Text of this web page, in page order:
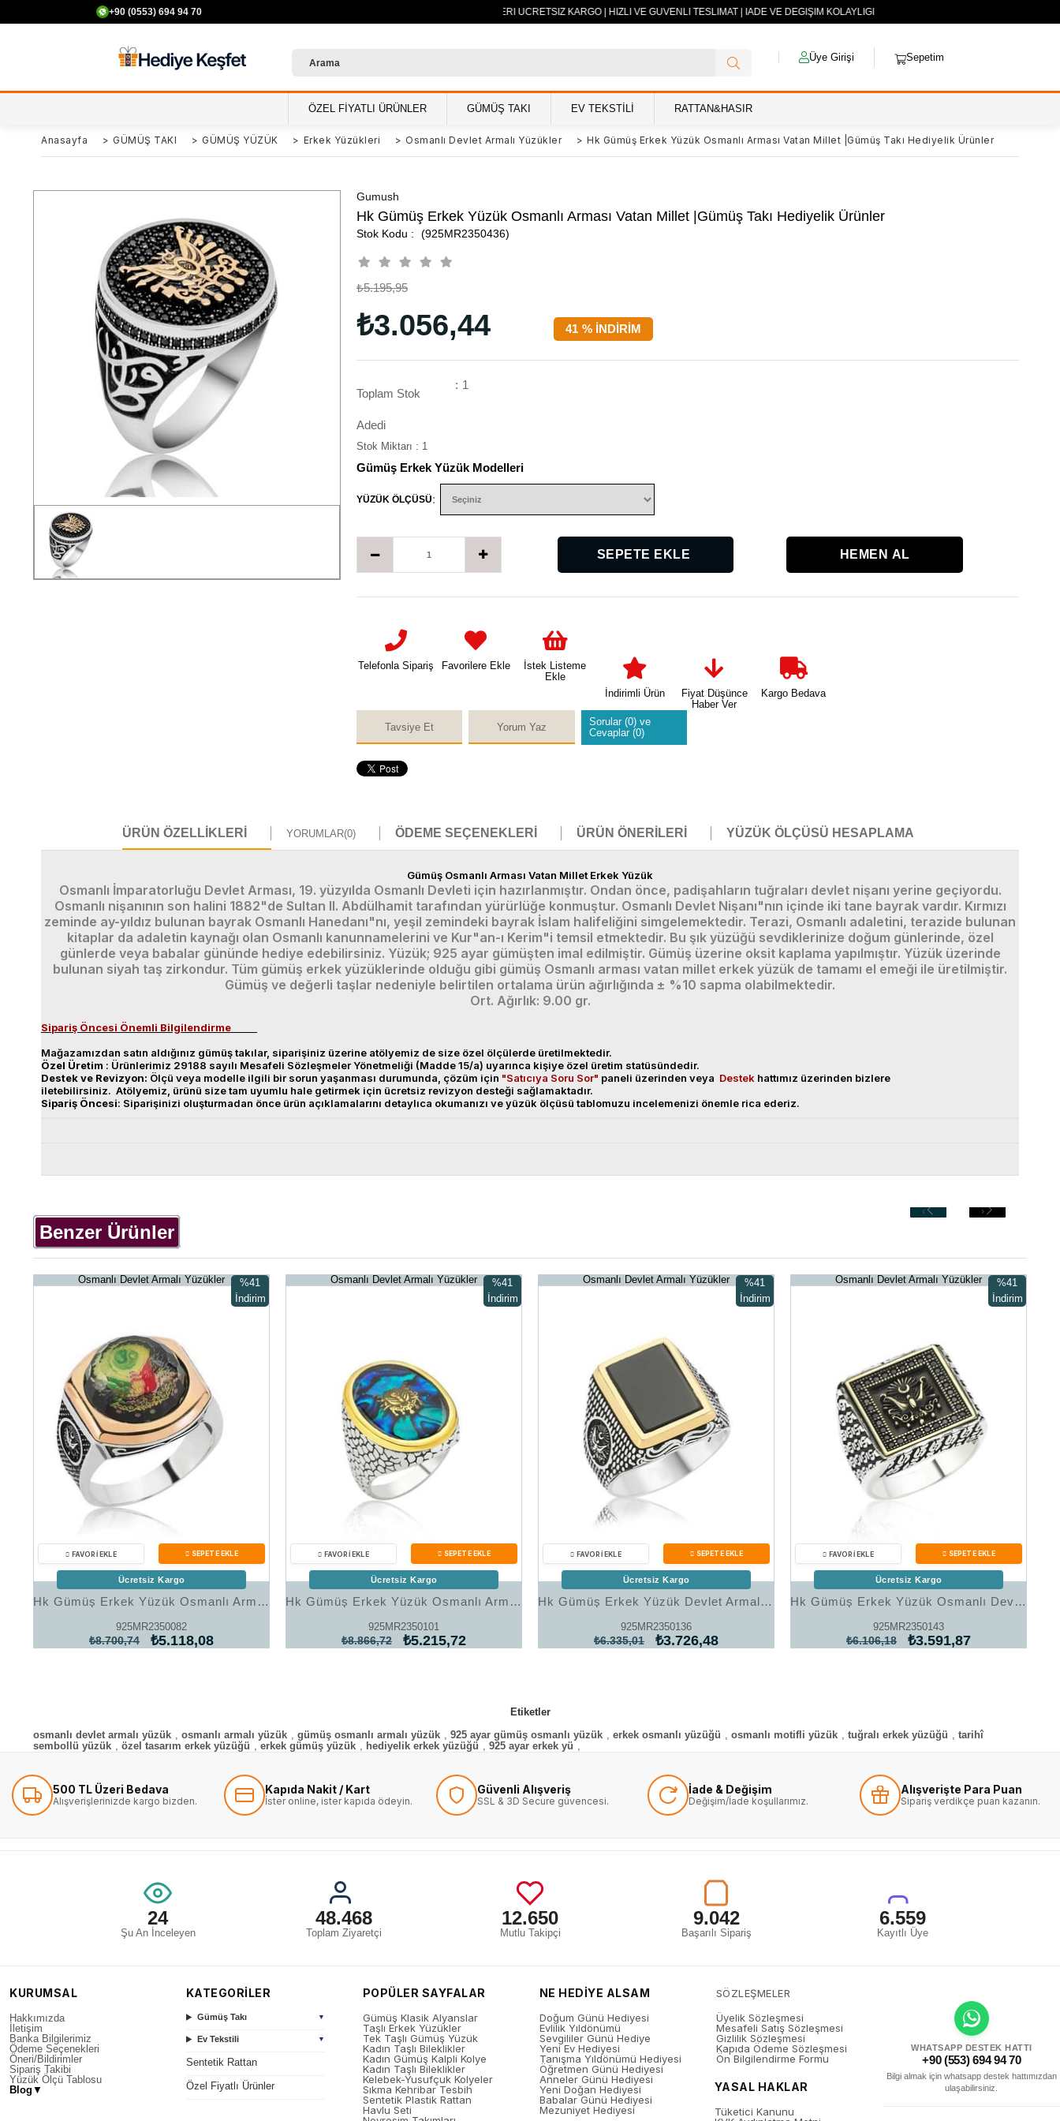
+90 (0553) 694 94 70 500 TL VE ÜZERİ ÜCRETSİZ KARGO | HIZLI VE GÜVENLİ TESLİMAT | İADE VE DEĞİŞİM KOLAYLIĞI
Üye Girişi Sepetim
ÖZEL FİYATLI ÜRÜNLER GÜMÜŞ TAKI EV TEKSTİLİ RATTAN&HASIR
Anasayfa > GÜMÜŞ TAKI > GÜMÜŞ YÜZÜK > Erkek Yüzükleri > Osmanlı Devlet Armalı Yüzükler > Hk Gümüş Erkek Yüzük Osmanlı Arması Vatan Millet |Gümüş Takı Hediyelik Ürünler
Gumush
Hk Gümüş Erkek Yüzük Osmanlı Arması Vatan Millet |Gümüş Takı Hediyelik Ürünler
(925MR2350436)
%
41 İNDIRIM
₺5.195,95
₺3.056,44
Toplam Stok
Adedi
: 1
Stok Miktarı : 1
Gümüş Erkek Yüzük Modelleri
YÜZÜK ÖLÇÜSÜ:
Telefonla Sipariş Favorilere Ekle
İstek Listeme
Ekle
İndirimli Ürün
Fiyat Düşünce
Haber Ver
Kargo Bedava
Tavsiye Et Yorum Yaz
Sorular (0) ve
Cevaplar (0)
ÜRÜN ÖZELLIKLERI YORUMLAR(0) ÖDEME SEÇENEKLERI ÜRÜN ÖNERILERI YÜZÜK ÖLÇÜSÜ HESAPLAMA
Gümüş Osmanlı Arması Vatan Millet Erkek Yüzük
Osmanlı İmparatorluğu Devlet Arması, 19. yüzyılda Osmanlı Devleti için hazırlanmıştır. Ondan önce, padişahların tuğraları devlet nişanı yerine geçiyordu.
Osmanlı nişanının son halini 1882"de Sultan II. Abdülhamit tarafından yürürlüğe konmuştur. Osmanlı Devlet Nişanı"nın içinde iki tane bayrak vardır. Kırmızı
zeminde ay-yıldız bulunan bayrak Osmanlı Hanedanı"nı, yeşil zemindeki bayrak İslam halifeliğini simgelemektedir. Terazi, Osmanlı adaletini, terazide bulunan
kitaplar da adaletin kaynağı olan Osmanlı kanunnamelerini ve Kur"an-ı Kerim"i temsil etmektedir. Bu şık yüzüğü sevdiklerinize doğum günlerinde, özel
günlerde veya babalar gününde hediye edebilirsiniz. Yüzük; 925 ayar gümüşten imal edilmiştir. Gümüş üzerine oksit kaplama yapılmıştır. Yüzük üzerinde
bulunan siyah taş zirkondur. Tüm gümüş erkek yüzüklerinde olduğu gibi gümüş Osmanlı arması vatan millet erkek yüzük de tamamı el emeği ile üretilmiştir.
Gümüş ve değerli taşlar nedeniyle belirtilen ortalama ürün ağırlığında ± %10 sapma olabilmektedir.
Ort. Ağırlık: 9.00 gr.
Sipariş Öncesi Önemli Bilgilendirme
Mağazamızdan satın aldığınız gümüş takılar, siparişiniz üzerine atölyemiz de size özel ölçülerde üretilmektedir.
Özel Üretim : Ürünlerimiz 29188 sayılı Mesafeli Sözleşmeler Yönetmeliği (Madde 15/a) uyarınca kişiye özel üretim statüsündedir.
Destekve Revizyon: Ölçü veya modelle ilgili bir sorun yaşanması durumunda, çözüm için "Satıcıya Soru Sor" paneli üzerinden veya Destek hattımız üzerinden bizlere
iletebilirsiniz. Atölyemiz, ürünü size tam uyumlu hale getirmek için ücretsiz revizyon desteği sağlamaktadır.
Sipariş Öncesi: Siparişinizi oluşturmadan önce ürün açıklamalarını detaylıca okumanızı ve yüzük ölçüsü tablomuzu incelemenizi önemle rica ederiz.
Benzer Ürünler
Osmanlı Devlet Armalı Yüzükler
Hk Gümüş Erkek Yüzük Osmanlı Armalı |Gümüş Takı Hediyelik Ürünler
925MR2350082
₺5.118,08
₺8.700,74
%41
İndirim
Ücretsiz Kargo
Osmanlı Devlet Armalı Yüzükler
Hk Gümüş Erkek Yüzük Osmanlı Armalı |Gümüş Takı Hediyelik Ürünler
925MR2350101
₺5.215,72
₺8.866,72
%41
İndirim
Ücretsiz Kargo
Osmanlı Devlet Armalı Yüzükler
Hk Gümüş Erkek Yüzük Devlet Armalı |Gümüş Takı Hediyelik Ürünler
925MR2350136
₺3.726,48
₺6.335,01
%41
İndirim
Ücretsiz Kargo
Osmanlı Devlet Armalı Yüzükler
Hk Gümüş Erkek Yüzük Osmanlı Devlet Armalı |Gümüş Takı Hediyelik Ürünler
925MR2350143
₺3.591,87
₺6.106,18
%41
İndirim
Ücretsiz Kargo
‹ ›
Etiketler
osmanlı devlet armalı yüzük , osmanlı armalı yüzük , gümüş osmanlı armalı yüzük , 925 ayar gümüş osmanlı yüzük , erkek osmanlı yüzüğü , osmanlı motifli yüzük , tuğralı erkek yüzüğü , tarihî
sembollü yüzük , özel tasarım erkek yüzüğü , erkek gümüş yüzük , hediyelik erkek yüzüğü , 925 ayar erkek yü ,
500 TL Üzeri Bedava
Alışverişlerinizde kargo bizden.
Kapıda Nakit / Kart
İster online, ister kapıda ödeyin.
Güvenli Alışveriş
SSL & 3D Secure güvencesi.
İade & Değişim
Değişim/İade koşullarımız.
Alışverişte Para Puan
Sipariş verdikçe puan kazanın.
24
Şu An İnceleyen
48.468
Toplam Ziyaretçi
12.650
Mutlu Takipçi
9.042
Başarılı Sipariş
6.559
Kayıtlı Üye
KURUMSAL
Hakkımızda
İletişim
Banka Bilgilerimiz
Ödeme Seçenekleri
Öneri/Bildirimler
Sipariş Takibi
Yüzük Ölçü Tablosu
Blog ▼
KATEGORİLER
Gümüş Takı ▼
Ev Tekstili ▼
Sentetik Rattan
Özel Fiyatlı Ürünler
POPÜLER SAYFALAR
Gümüş Klasik Alyanslar
Taşlı Erkek Yüzükler
Tek Taşlı Gümüş Yüzük
Kadın Taşlı Bileklikler
Kadın Gümüş Kalpli Kolye
Kadın Taşlı Bileklikler
Kelebek-Yusufçuk Kolyeler
Sıkma Kehribar Tesbih
Sentetik Plastik Rattan
Havlu Seti
NE HEDİYE ALSAM
Doğum Günü Hediyesi
Evlilik Yıldönümü
Sevgililer Günü Hediye
Yeni Ev Hediyesi
Tanışma Yıldönümü Hediyesi
Öğretmen Günü Hediyesi
Anneler Günü Hediyesi
Yeni Doğan Hediyesi
Babalar Günü Hediyesi
Mezuniyet Hediyesi
SÖZLEŞMELER
Üyelik Sözleşmesi
Mesafeli Satış Sözleşmesi
Gizlilik Sözleşmesi
Kapıda Ödeme Sözleşmesi
Ön Bilgilendirme Formu
YASAL HAKLAR
Tüketici Kanunu
WHATSAPP DESTEK HATTI
+90 (553) 694 94 70
Bilgi almak için whatsapp destek hattımızdan
ulaşabilirsiniz.